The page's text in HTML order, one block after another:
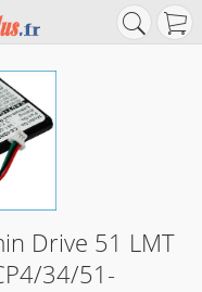
Drive 51 LMT
34/51-